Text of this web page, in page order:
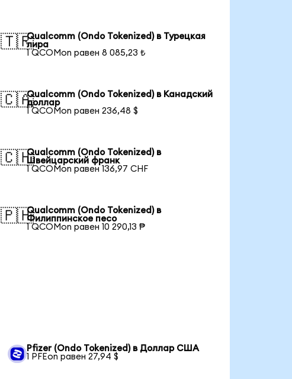
🇹🇷Qualcomm (Ondo Tokenized) в Турецкая
лира
1 QCOMon равен 8 085,23 ₺
🇨🇦Qualcomm (Ondo Tokenized) в Канадский
доллар
1 QCOMon равен 236,48 $
🇨🇭Qualcomm (Ondo Tokenized) в
Швейцарский франк
1 QCOMon равен 136,97 CHF
🇵🇭Qualcomm (Ondo Tokenized) в
Филиппинское песо
1 QCOMon равен 10 290,13 ₱
Pfizer (Ondo Tokenized) в Доллар США
1 PFEon равен 27,94 $